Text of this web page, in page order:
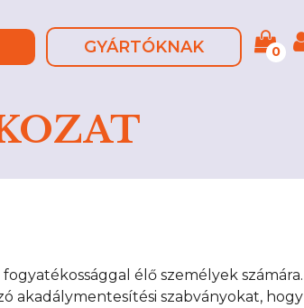
GYÁRTÓKNAK 0
élő személyek számára.
akadálymentesítési szabványokat, hogy